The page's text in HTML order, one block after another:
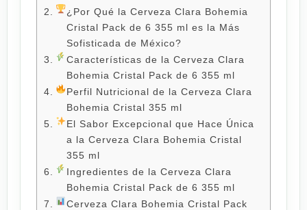
¿Por Qué la Cerveza Clara Bohemia
Cristal Pack de 6 355 ml es la Más
Sofisticada de México?
Características de la Cerveza Clara
Bohemia Cristal Pack de 6 355 ml
Perfil Nutricional de la Cerveza Clara
Bohemia Cristal 355 ml
El Sabor Excepcional que Hace Única
a la Cerveza Clara Bohemia Cristal
355 ml
Ingredientes de la Cerveza Clara
Bohemia Cristal Pack de 6 355 ml
Cerveza Clara Bohemia Cristal Pack